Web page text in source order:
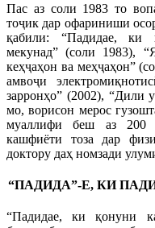
Пас аз соли 1983 то
тоҷик дар офариниши
қабили: “Падидае, ки
мекунад” (соли 1983),
кеҳҷаҳон ва меҳҷаҳон”
амвоҷи
зарронҳо” (2002), “Дили
мо, ворисон мерос
муаллифи беш аз 200
кашфиёти тоза дар
доктору даҳ номзади
“ПАДИДА”-Е, КИ
“Падидае, ки қонуни